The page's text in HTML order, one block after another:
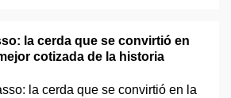
la cerda que se convirtió en
cotizada de la historia